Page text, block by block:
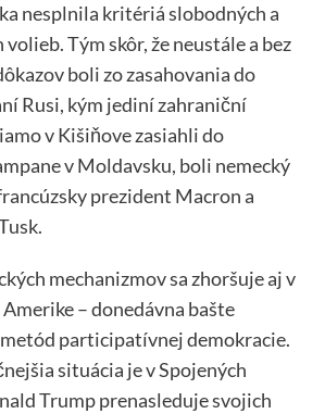
nesplnila kritériá slobodných a
Tým skôr, že neustále a bez
boli zo zasahovania do
Rusi, kým jediní zahraniční
v Kišiňove zasiahli do
v Moldavsku, boli nemecký
prezident Macron a
mechanizmov sa zhoršuje aj v
– donedávna bašte
participatívnej demokracie.
situácia je v Spojených
Trump prenasleduje svojich